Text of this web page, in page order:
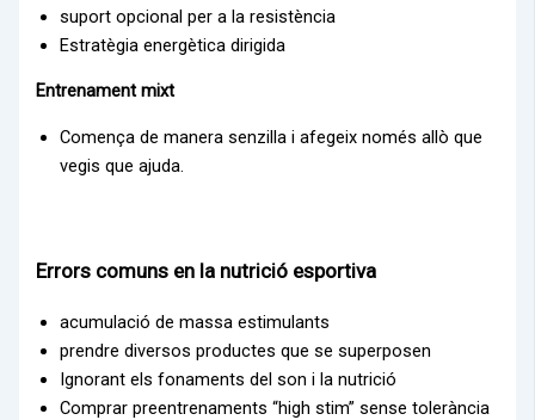
suport opcional per a la resistència
Estratègia energètica dirigida
Entrenament mixt
Comença de manera senzilla i afegeix només allò que
vegis que ajuda.
Errors comuns en la nutrició esportiva
acumulació de massa estimulants
prendre diversos productes que se superposen
Ignorant els fonaments del son i la nutrició
Comprar preentrenaments “high stim” sense tolerància